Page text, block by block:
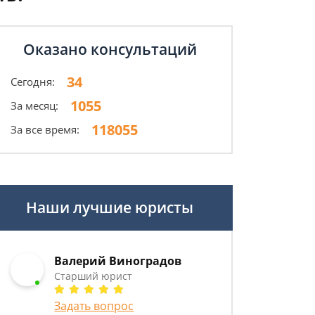
Оказано консультаций
Сегодня: 34
За месяц: 1055
За все время: 118055
Наши лучшие юристы
Валерий Виноградов
Старший юрист
Задать вопрос